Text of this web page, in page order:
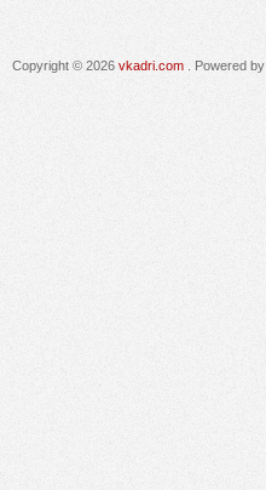
Copyright © 2026 vkadri.com . Powered by